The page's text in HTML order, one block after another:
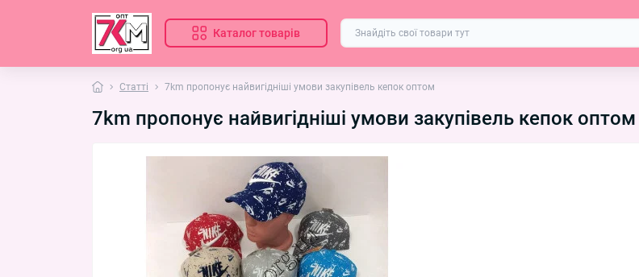
Каталог товарів
Статті 7km пропонує найвигідніші умови закупівель кепок оптом
7km пропонує найвигідніші умови закупівель кепок оптом